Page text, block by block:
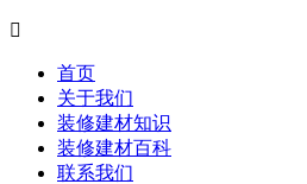

首页
关于我们
装修建材知识
装修建材百科
联系我们